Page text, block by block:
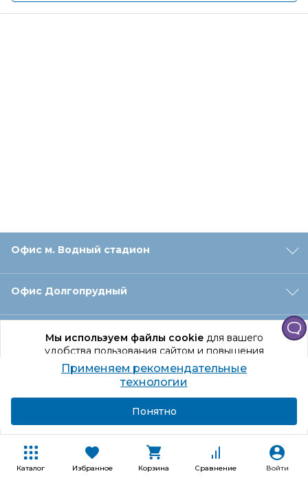
Каталог Избранное Корзина Сравнение Войти
Мы используем файлы cookieдля вашего
удобства пользования сайтом и повышения
качества рекомендаций.
Продолжая использование сайта, вы даете
согласие на обработку персональных данных
Офис м. Водный стадион
Офис Долгопрудный
Офис Санкт‑Петербург
Оформление заказа
Покупателям
Применяем рекомендательные
технологии
Понятно